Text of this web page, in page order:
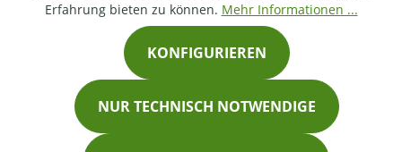
Erfahrung bieten zu können. Mehr Informationen ...
NUR TECHNISCH NOTWENDIGE
KONFIGURIEREN